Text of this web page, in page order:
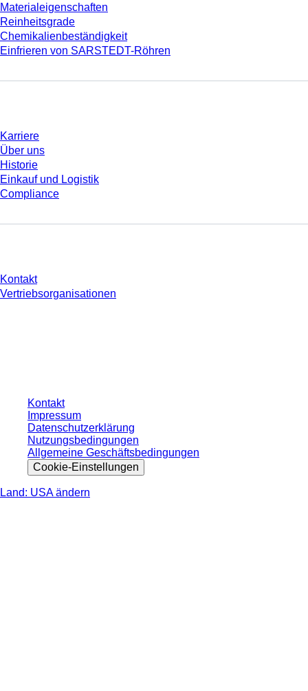
Materialeigenschaften
Reinheitsgrade
Chemikalienbeständigkeit
Einfrieren von SARSTEDT-Röhren
Karriere
Über uns
Historie
Einkauf und Logistik
Compliance
Kontakt
Vertriebsorganisationen
Kontakt
Impressum
Datenschutzerklärung
Nutzungsbedingungen
Allgemeine Geschäftsbedingungen
Cookie-Einstellungen
Land: USA ändern